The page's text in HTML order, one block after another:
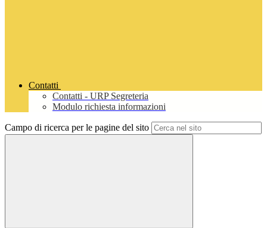
Contatti
Contatti - URP Segreteria
Modulo richiesta informazioni
Campo di ricerca per le pagine del sito